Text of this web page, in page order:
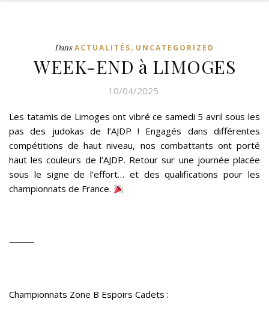
Dans ACTUALITÉS, UNCATEGORIZED
WEEK-END à LIMOGES
10/04/2025
Les tatamis de Limoges ont vibré ce samedi 5 avril sous les
pas des judokas de l’AJDP ! Engagés dans différentes
compétitions de haut niveau, nos combattants ont porté
haut les couleurs de l’AJDP. Retour sur une journée placée
sous le signe de l’effort… et des qualifications pour les
championnats de France.
⸻
Championnats Zone B Espoirs Cadets :